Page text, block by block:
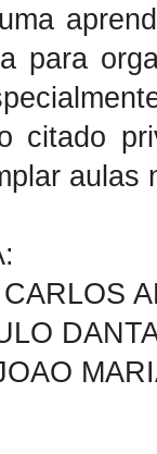
para
citado
aulas